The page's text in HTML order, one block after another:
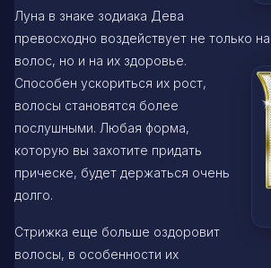
Луна в знаке зодиака Дева
превосходно воздействует не только
волос, но и на их здоровье.
Способен ускориться их рост,
волосы становятся более
послушными. Любая форма,
которую вы захотите придать
прическе, будет держаться очень
долго.
Стрижка еще больше оздоровит
волосы, в особенности их